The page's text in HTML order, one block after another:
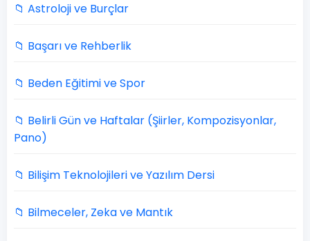
📁 Astroloji ve Burçlar
📁 Başarı ve Rehberlik
📁 Beden Eğitimi ve Spor
📁 Belirli Gün ve Haftalar (Şiirler, Kompozisyonlar,
Pano)
📁 Bilişim Teknolojileri ve Yazılım Dersi
📁 Bilmeceler, Zeka ve Mantık